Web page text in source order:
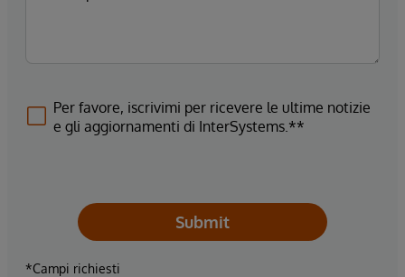
Per favore, iscrivimi per ricevere le ultime notizie
e gli aggiornamenti di InterSystems.**
Submit
*Campi richiesti